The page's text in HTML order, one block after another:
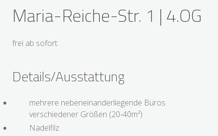
Maria-Reiche-Str. 1 | 4.OG
frei ab sofort
Details/Ausstattung
mehrere nebeneinanderliegende Büros
verschiedener Größen (20-40m²)
Nadelfilz